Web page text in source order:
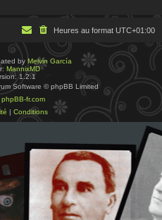
Heures au format UTC+01:00
by Melvin García
MannixMD
1.2.1
Software © phpBB Limited
phpBB-fr.com
| Conditions